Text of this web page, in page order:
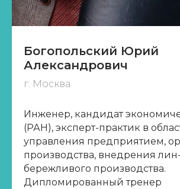
Богопольский Юрий
Александрович
г. Москва
Инженер, кандидат
(РАН), эксперт-практик в
управления предприятием,
производства, внедрения
бережливого производства.
Дипломированный тренер